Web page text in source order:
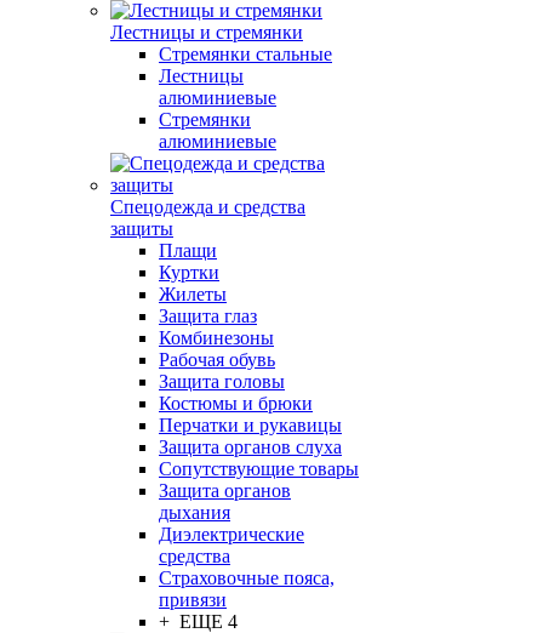
Лестницы и стремянки
Стремянки стальные
Лестницы
алюминиевые
Стремянки
алюминиевые
Спецодежда и средства
защиты
Плащи
Куртки
Жилеты
Защита глаз
Комбинезоны
Рабочая обувь
Защита головы
Костюмы и брюки
Перчатки и рукавицы
Защита органов слуха
Сопутствующие товары
Защита органов
дыхания
Диэлектрические
средства
Страховочные пояса,
привязи
+ ЕЩЕ 4